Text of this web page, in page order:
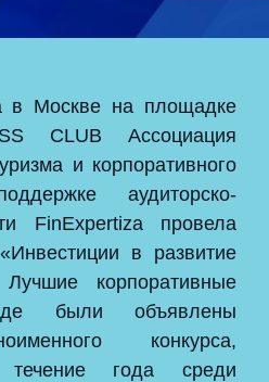
в Москве на площадке
CLUB Ассоциация
и корпоративного
аудиторско-
FinExpertiza провела
в развитие
корпоративные
где были объявлены
конкурса,
года среди